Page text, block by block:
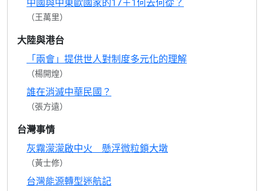
（王萬里）
大陸與港台
「兩會」提供世人對制度多元化的理解
（楊開煌）
誰在消滅中華民國？
（張方遠）
台灣事情
灰霧濛濛啟中火 懸浮微粒鎖大墩
（黃士修）
台灣能源轉型迷航記